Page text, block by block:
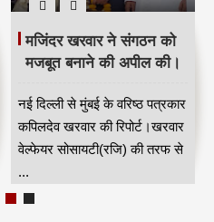
मजिंदर खरवार ने संगठन को
मजबूत बनाने की अपील की।
नई दिल्ली से मुंबई के वरिष्ठ पत्रकार
कपिलदेव खरवार की रिपोर्ट।खरवार
वेल्फेयर सोसायटी(रजि) की तरफ से
...